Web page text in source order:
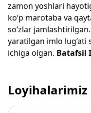
zamon yoshlari
ko‘p marotaba va
so‘zlar
yaratilgan imlo lug‘ati
ichiga olgan. Batafsil
Loyihalarimiz